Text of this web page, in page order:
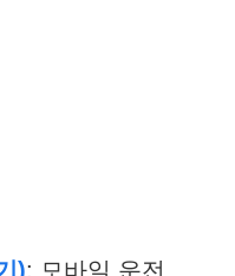
): 모바일 운전